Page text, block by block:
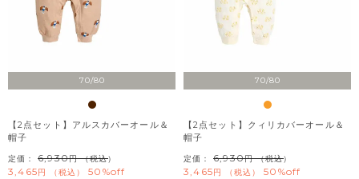
70/80
【2点セット】アルスカバーオール＆
帽子
定価： 6,930 （税込）
3,465 税込 50%off
70/80
【2点セット】クィリカバーオール＆
帽子
定価： 6,930 （税込）
3,465 税込 50%off